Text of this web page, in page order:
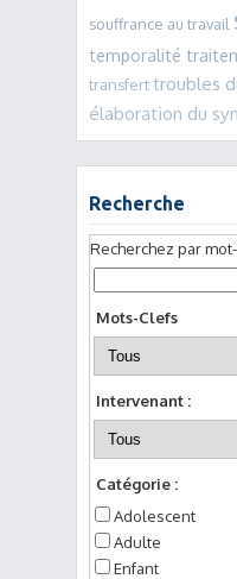
souffrance au travail
temporalité
transferttroubles
élaboration du
Recherche
Recherchez par
Mots-Clefs
Intervenant :
Catégorie :
Adolescent
Adulte
Enfant